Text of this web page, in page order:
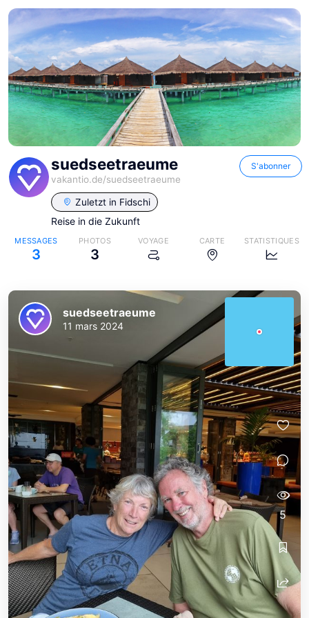
suedseetraeume
vakantio.de/suedseetraeume
S'abonner
Zuletzt in Fidschi
Reise in die Zukunft
MESSAGES
3
PHOTOS
3
VOYAGE CARTE STATISTIQUES
suedseetraeume
11 mars 2024
5